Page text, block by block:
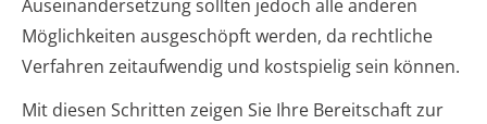
Auseinandersetzung sollten jedoch alle anderen
Möglichkeiten ausgeschöpft werden, da rechtliche
Verfahren zeitaufwendig und kostspielig sein können.
Mit diesen Schritten zeigen Sie Ihre Bereitschaft zur